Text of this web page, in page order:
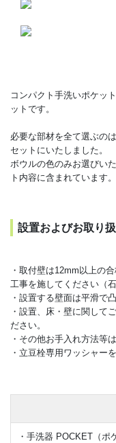
コンパクト手洗いポケッ
ットです。
必要な部材を全て選ぶの
セットにいたしました。
ボウルの色のみお選びい
ト内容に含まれています。
設置およびお取り
・取付壁は12mm以上の
工事を施してください（
・設置する壁面は平滑で
・設置、床・壁に関して
ださい。
・その他お手入れ方法等
・立豆栓専用ワッシャー
・手洗器 POCKET（ポ